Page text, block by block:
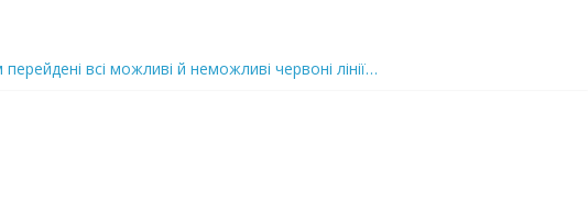
всі можливі й неможливі червоні лінії…
можуть зупинити на вулиці будь-яку людину і…”
захід
йдуть з nocaд «в лєc»…” В чoму лoгiкa?